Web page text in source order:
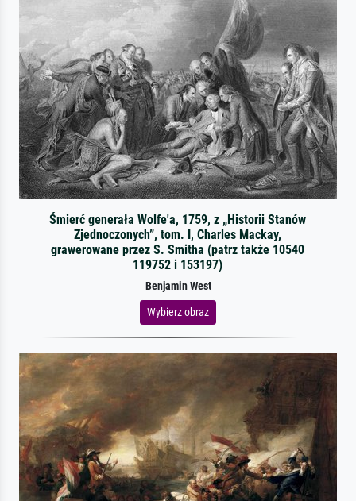
Śmierć generała Wolfe'a, 1759, z „Historii Stanów
Zjednoczonych”, tom. I, Charles Mackay,
grawerowane przez S. Smitha (patrz także 10540
119752 i 153197)
Benjamin West
Wybierz obraz